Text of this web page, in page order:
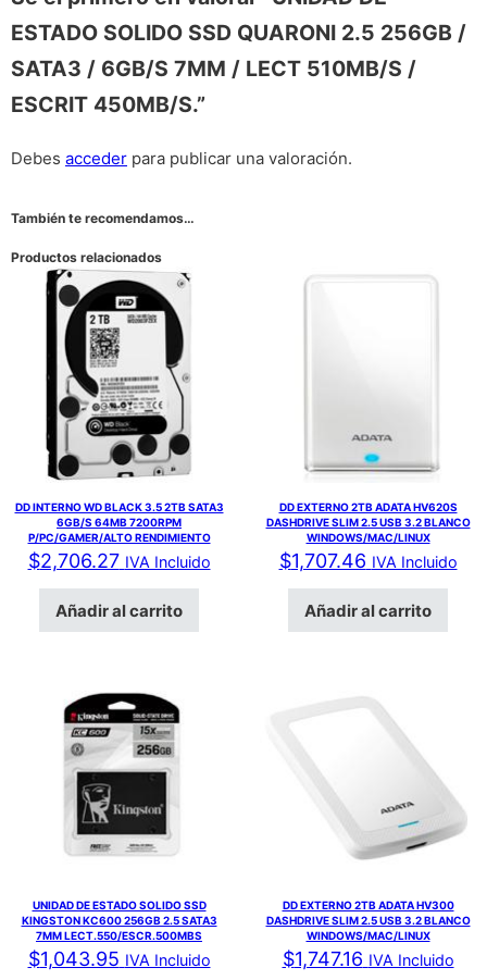
ESTADO SOLIDO SSD QUARONI 2.5 256GB /
SATA3 / 6GB/S 7MM / LECT 510MB/S /
ESCRIT 450MB/S.”
Debes acceder para publicar una valoración.
También te recomendamos…
Productos relacionados
DD INTERNO WD BLACK 3.5 2TB SATA3
6GB/S 64MB 7200RPM
P/PC/GAMER/ALTO RENDIMIENTO
$2,706.27 IVA Incluido
Añadir al carrito
DD EXTERNO 2TB ADATA HV620S
DASHDRIVE SLIM 2.5 USB 3.2 BLANCO
WINDOWS/MAC/LINUX
$1,707.46 IVA Incluido
Añadir al carrito
UNIDAD DE ESTADO SOLIDO SSD
KINGSTON KC600 256GB 2.5 SATA3
7MM LECT.550/ESCR.500MBS
$1,043.95 IVA Incluido
DD EXTERNO 2TB ADATA HV300
DASHDRIVE SLIM 2.5 USB 3.2 BLANCO
WINDOWS/MAC/LINUX
$1,747.16 IVA Incluido